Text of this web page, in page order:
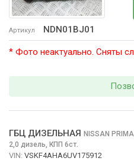
Артикул NDN01BJ01
* Фото неактуально. Сняты
ГБЦ ДИЗЕЛЬНАЯ NISSAN
2,0 дизель, КПП 6ст.
VIN: VSKF4AHA6UV175912